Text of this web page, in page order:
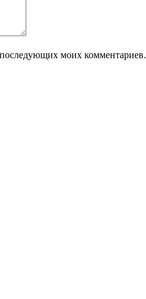
последующих моих комментариев.